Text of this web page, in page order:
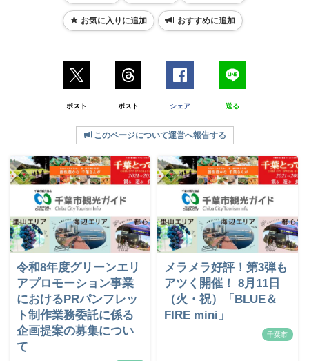
お気に入りに追加 おすすめに追加
ポスト ポスト シェア 送る
このページについて運営へ報告する
令和8年度グリーンエリ
アプロモーション事業
におけるPRパンフレッ
ト制作業務委託に係る
企画提案の募集につい
て
メラメラ好評！第3弾も
アツく開催！ 8月11日
（火・祝）「BLUE＆
FIRE mini」
千葉市